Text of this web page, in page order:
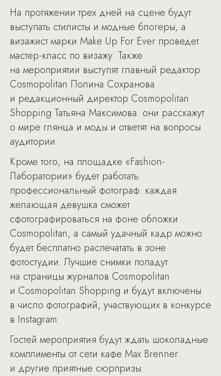
На протяжении трех дней на сцене будут
выступать стилисты и модные блогеры, а
визажист марки Make Up For Ever проведет
мастер-класс по визажу. Также
на мероприятии выступят главный редактор
Cosmopolitan Полина Сохранова
и редакционный директор Cosmopolitan
Shopping Татьяна Максимова: они расскажут
о мире глянца и моды и ответят на вопросы
аудитории.
Кроме того, на площадке «Fashion-
Лаборатории» будет работать
профессиональный фотограф: каждая
желающая девушка сможет
сфотографироваться на фоне обложки
Cosmopolitan, а самый удачный кадр можно
будет бесплатно распечатать в зоне
фотостудии. Лучшие снимки попадут
на страницы журналов Cosmopolitan
и Cosmopolitan Shopping и будут включены
в число фотографий, участвующих в конкурсе
в Instagram.
Гостей мероприятия будут ждать шоколадные
комплименты от сети кафе Max Brenner
и другие приятные сюрпризы.